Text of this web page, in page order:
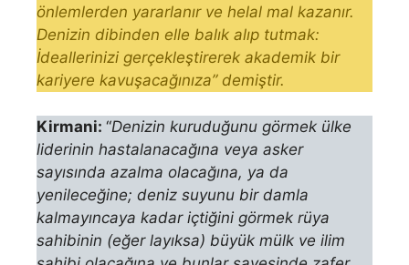
önlemlerden yararlanır ve helal mal kazanır.
Denizin dibinden elle balık alıp tutmak:
İdeallerinizi gerçekleşti­rerek akademik bir
kariyere kavuşacağınıza”demiştir.
Kirmani: “Denizin kuruduğunu görmek ülke
liderinin hastalanacağına veya asker
sayısında azalma olacağına, ya da
yenileceğine; deniz suyunu bir damla
kalmayıncaya kadar içtiğini görmek rüya
sahibinin (eğer layıksa) büyük mülk ve ilim